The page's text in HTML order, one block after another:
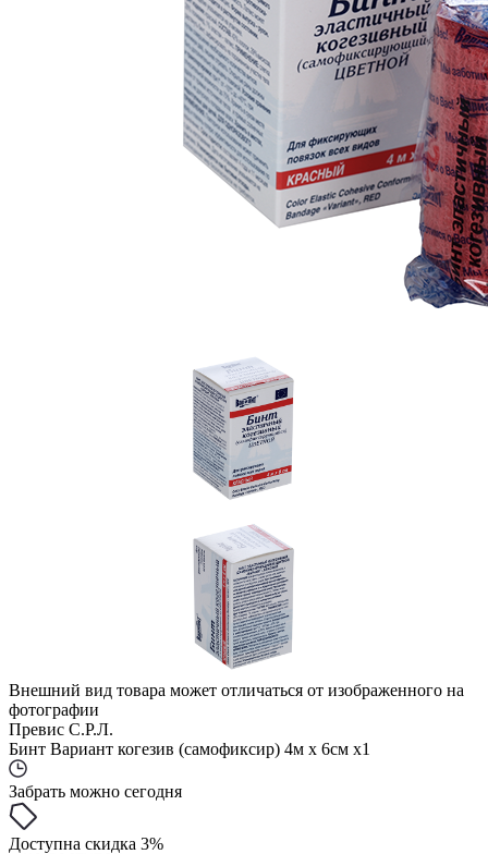
Внешний вид товара может отличаться от изображенного на
фотографии
Превис С.Р.Л.
Бинт Вариант когезив (самофиксир) 4м х 6см x1
Забрать можно сегодня
Доступна скидка 3%